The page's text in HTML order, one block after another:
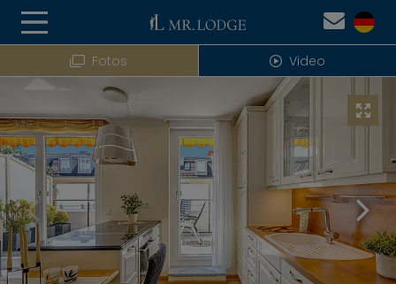
Fotos Video